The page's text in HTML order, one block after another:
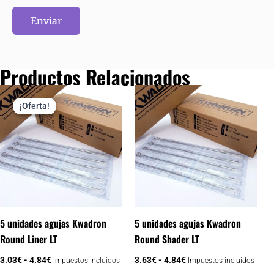
Productos Relacionados
¡Oferta!
¡Oferta!
5 unidades agujas Kwadron
Round Liner LT
3.03€- 4.84€
Rango
de
precios:
desde
3.03€
hasta
4.84€
Impuestos incluidos
Este
producto
tiene
múltiples
variantes.
Las
pueden
elegir
5 unidades agujas Kwadron
Round Shader LT
3.63€- 4.84€
Rango
de
precios:
desde
3.63€
hasta
4.84€
Impuestos incluidos